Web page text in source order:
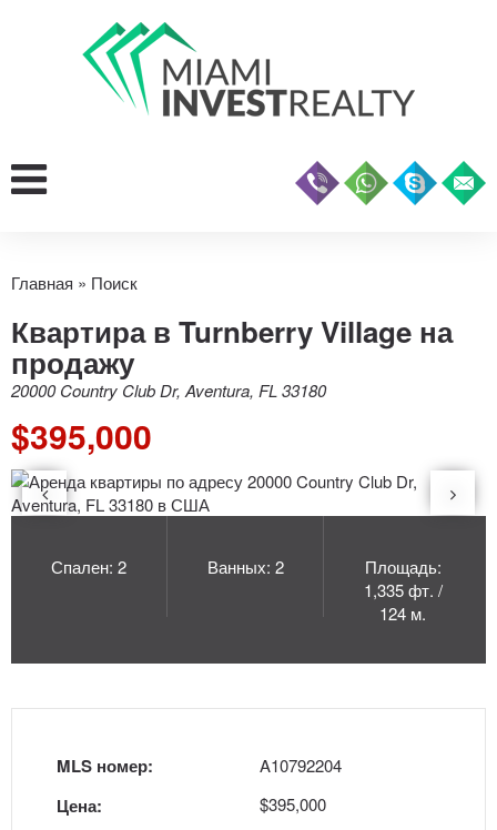
Главная » Поиск
Квартира в Turnberry Village на
продажу
20000 Country Club Dr, Aventura, FL 33180
$395,000
Спален: 2 Ванных: 2
Площадь:
1,335 фт. /
124 м.
MLS номер:
Цена:
A10792204
$395,000